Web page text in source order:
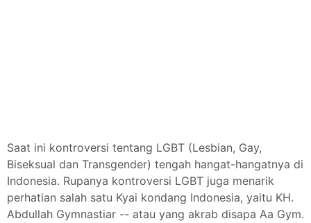
Saat ini kontroversi tentang LGBT (Lesbian, Gay,
Biseksual dan Transgender) tengah hangat-hangatnya di
Indonesia. Rupanya kontroversi LGBT juga menarik
perhatian salah satu Kyai kondang Indonesia, yaitu KH.
Abdullah Gymnastiar -- atau yang akrab disapa Aa Gym.